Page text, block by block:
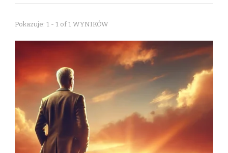
Pokazuje: 1 - 1 of 1 WYNIKÓW